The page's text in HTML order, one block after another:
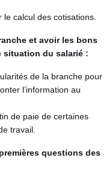
calcul des cotisations.
et avoir les bons
situation du salarié :
de la branche pour
l’information au
de paie de certaines
travail.
questions des